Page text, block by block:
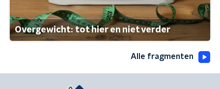
Overgewicht: tot hier en niet verder
Alle fragmenten